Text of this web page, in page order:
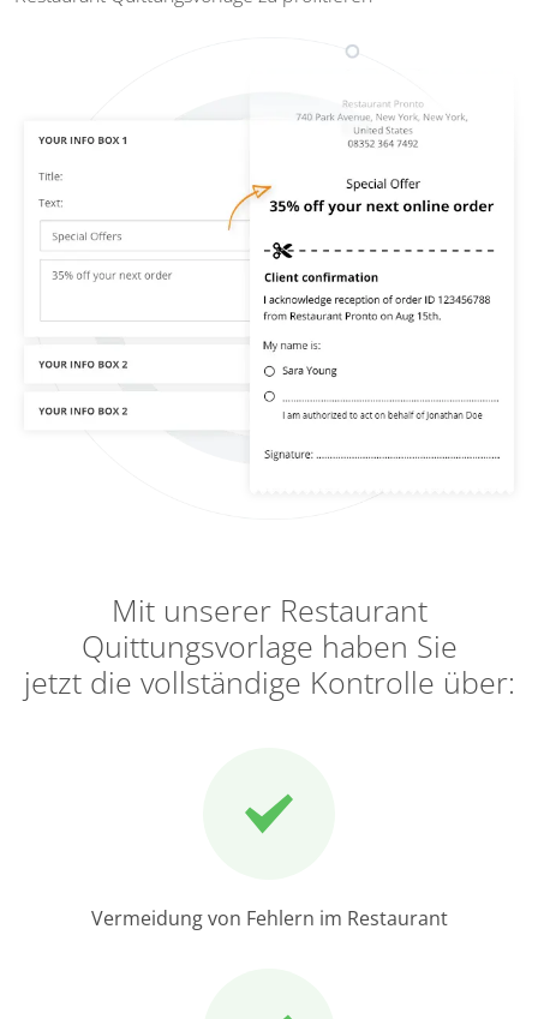
Mit unserer Restaurant
Quittungsvorlage haben Sie
jetzt die vollständige Kontrolle über:
Vermeidung von Fehlern im Restaurant